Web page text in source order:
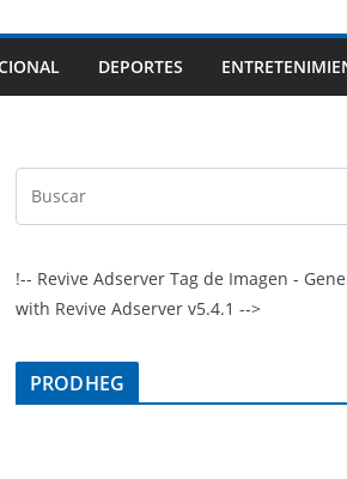
DEPORTES
!-- Revive Adserver Tag de Imagen -
with Revive Adserver v5.4.1 -->
PRODHEG